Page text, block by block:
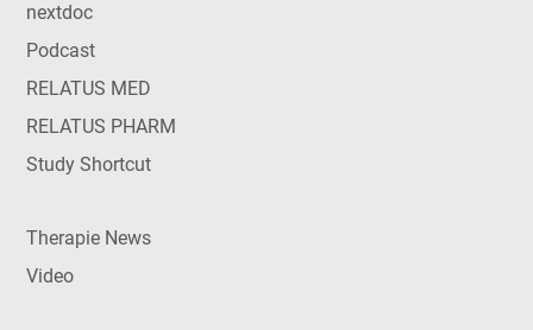
nextdoc
Podcast
RELATUS MED
RELATUS PHARM
Study Shortcut
Therapie News
Video